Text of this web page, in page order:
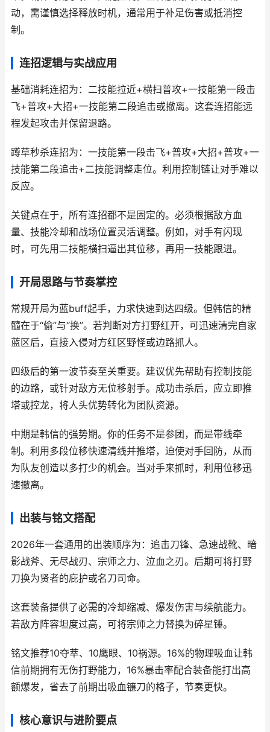
动，需谨慎选择释放时机，通常用于补足伤害或抵消控
制。
连招逻辑与实战应用
基础消耗连招为：二技能拉近+横扫普攻+一技能第一段击
飞+普攻+大招+一技能第二段追击或撤离。这套连招能远
程发起攻击并保留退路。
蹲草秒杀连招为：一技能第一段击飞+普攻+大招+普攻+一
技能第二段追击+二技能调整走位。利用控制链让对手难以
反应。
关键点在于，所有连招都不是固定的。必须根据敌方血
量、技能冷却和战场位置灵活调整。例如，对手有闪现
时，可先用二技能横扫逼出其位移，再用一技能跟进。
开局思路与节奏掌控
常规开局为蓝buff起手，力求快速到达四级。但韩信的精
髓在于“偷”与“换”。若判断对方打野红开，可迅速清完自家
蓝区后，直接入侵对方红区野怪或边路抓人。
四级后的第一波节奏至关重要。建议优先帮助有控制技能
的边路，或针对敌方无位移射手。成功击杀后，应立即推
塔或控龙，将人头优势转化为团队资源。
中期是韩信的强势期。你的任务不是参团，而是带线牵
制。利用多段位移快速清线并推塔，迫使对手回防，从而
为队友创造以多打少的机会。当对手来抓时，利用位移迅
速撤离。
出装与铭文搭配
2026年一套通用的出装顺序为：追击刀锋、急速战靴、暗
影战斧、无尽战刃、宗师之力、泣血之刃。后期可将打野
刀换为贤者的庇护或名刀司命。
这套装备提供了必需的冷却缩减、爆发伤害与续航能力。
若敌方阵容坦度过高，可将宗师之力替换为碎星锤。
铭文推荐10夺萃、10鹰眼、10祸源。16%的物理吸血让韩
信前期拥有无伤打野能力，16%暴击率配合装备能打出高
额爆发，省去了前期出吸血镰刀的格子，节奏更快。
核心意识与进阶要点